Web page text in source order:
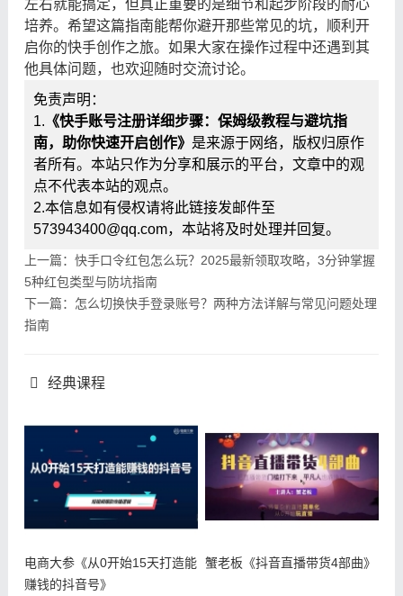
左右就能搞定，但真正重要的是细节和起步阶段的耐心
培养。希望这篇指南能帮你避开那些常见的坑，顺利开
启你的快手创作之旅。如果大家在操作过程中还遇到其
他具体问题，也欢迎随时交流讨论。
免责声明：
1. 《快手账号注册详细步骤：保姆级教程与避坑指
南，助你快速开启创作》 是来源于网络，版权归原作
者所有。本站只作为分享和展示的平台，文章中的观
点不代表本站的观点。
2.本信息如有侵权请将此链接发邮件至
573943400@qq.com，本站将及时处理并回复。
上一篇：快手口令红包怎么玩？2025最新领取攻略，3分钟掌握
5种红包类型与防坑指南
下一篇：怎么切换快手登录账号？两种方法详解与常见问题处理
指南
经典课程
电商大参《从0开始15天打造能
赚钱的抖音号》
蟹老板《抖音直播带货4部曲》